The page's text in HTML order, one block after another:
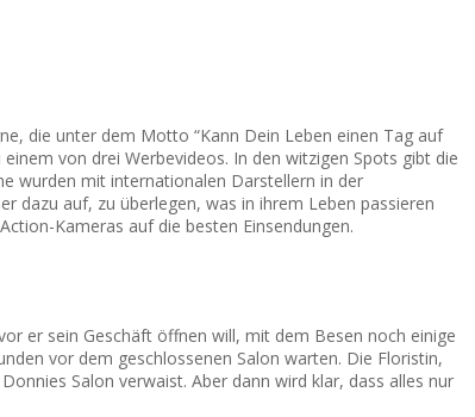
die unter dem Motto “Kann Dein Leben einen Tag auf
von drei Werbevideos. In den witzigen Spots gibt die
wurden mit internationalen Darstellern in der
dazu auf, zu überlegen, was in ihrem Leben passieren
Kameras auf die besten Einsendungen.
er sein Geschäft öffnen will, mit dem Besen noch einige
vor dem geschlossenen Salon warten. Die Floristin,
Salon verwaist. Aber dann wird klar, dass alles nur